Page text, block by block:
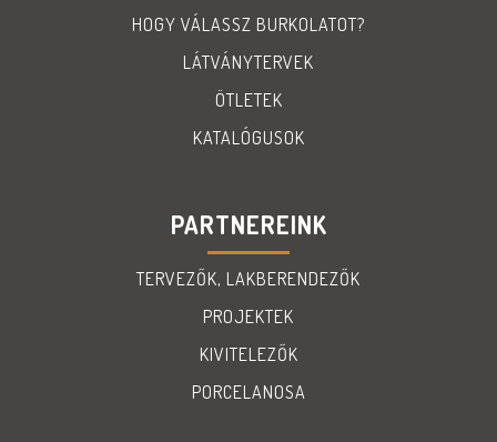
HOGY VÁLASSZ BURKOLATOT?
LÁTVÁNYTERVEK
ÖTLETEK
KATALÓGUSOK
PARTNEREINK
TERVEZŐK, LAKBERENDEZŐK
PROJEKTEK
KIVITELEZŐK
PORCELANOSA